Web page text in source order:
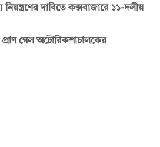
দাবিতে কক্সবাজারে ১১-দলীয়
প্রাণ গেল অটোরিকশাচালকের